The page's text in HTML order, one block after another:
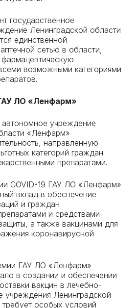
государственное
Ленинградской области
единственной
сетью в области,
возможными категориями
ЛО «Ленфарм»
автономное учреждение
«Ленфарм»
направленную
категорий граждан
препаратами.
COVID-19 ГАУ ЛО «Ленфарм»
вклад в обеспечение
и граждан
и средствами
а также вакцинами для
коронавирусной
ГАУ ЛО «Ленфарм»
в создании и обеспечении
вакцин в лечебно-
учреждения Ленинградской
особых условий